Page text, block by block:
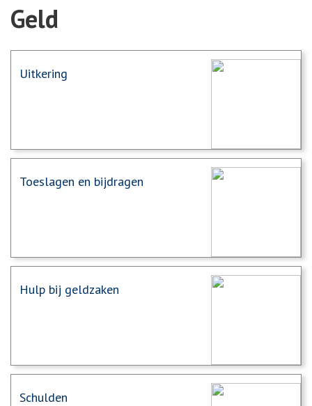
Geld
Uitkering
Toeslagen en bijdragen
Hulp bij geldzaken
Schulden